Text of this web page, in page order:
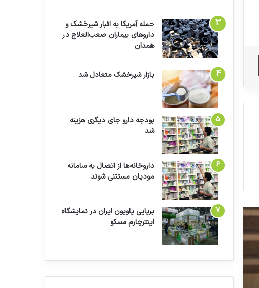
حمله آمریکا به انبار شیرخشک و
داروهای بیماران صعب‌العلاج در
همدان
بازار شیرخشک متعادل شد
بودجه دارو جای دیگری هزینه
شد
داروخانه‌ها از اتصال به سامانه
مودیان مستثنی شوند
برپایی پاویون ایران در نمایشگاه
اینترچارم مسکو